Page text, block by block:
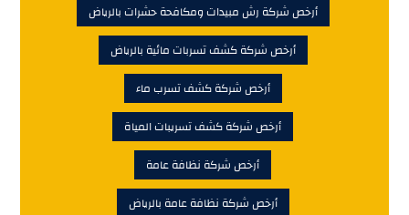
أرخص شركة رش مبيدات ومكافحة حشرات بالرياض
أرخص شركة كشف تسربات مائية بالرياض
أرخص شركة كشف تسرب ماء
أرخص شركة كشف تسريبات المياة
أرخص شركة نظافة عامة
أرخص شركة نظافة عامة بالرياض